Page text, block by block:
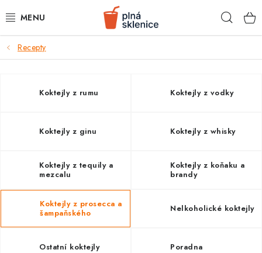
na
BARMANSKÉ POTŘEBY
RECEPTY
Recepty
Koktejly z rumu Koktejly z vodky
Koktejly z ginu Koktejly z whisky
Koktejly z tequily a
mezcalu
Koktejly z koňaku a
brandy
Koktejly z prosecca a
šampaňského
Nelkoholické koktejly
Ostatní koktejly Poradna